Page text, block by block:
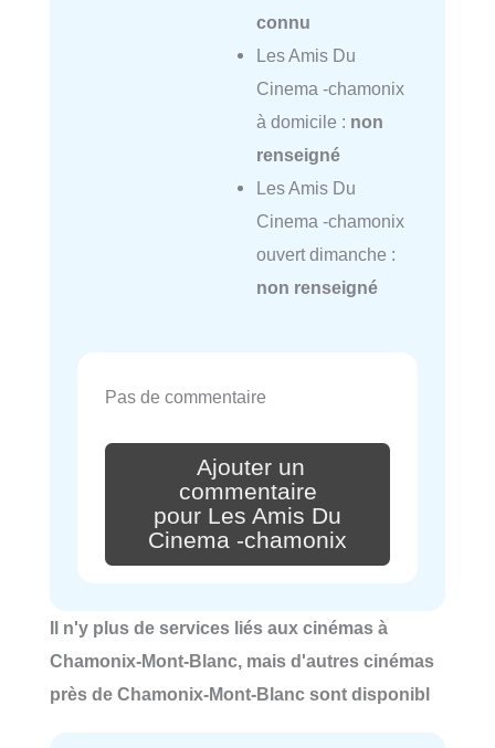
connu
Les Amis Du
Cinema -chamonix
à domicile : non
renseigné
Les Amis Du
Cinema -chamonix
ouvert dimanche :
non renseigné
Pas de commentaire
Ajouter un
commentaire
pour Les Amis Du
Cinema -chamonix
Il n'y plus de services liés aux cinémas à
Chamonix-Mont-Blanc, mais d'autres cinémas
près de Chamonix-Mont-Blanc sont disponibl